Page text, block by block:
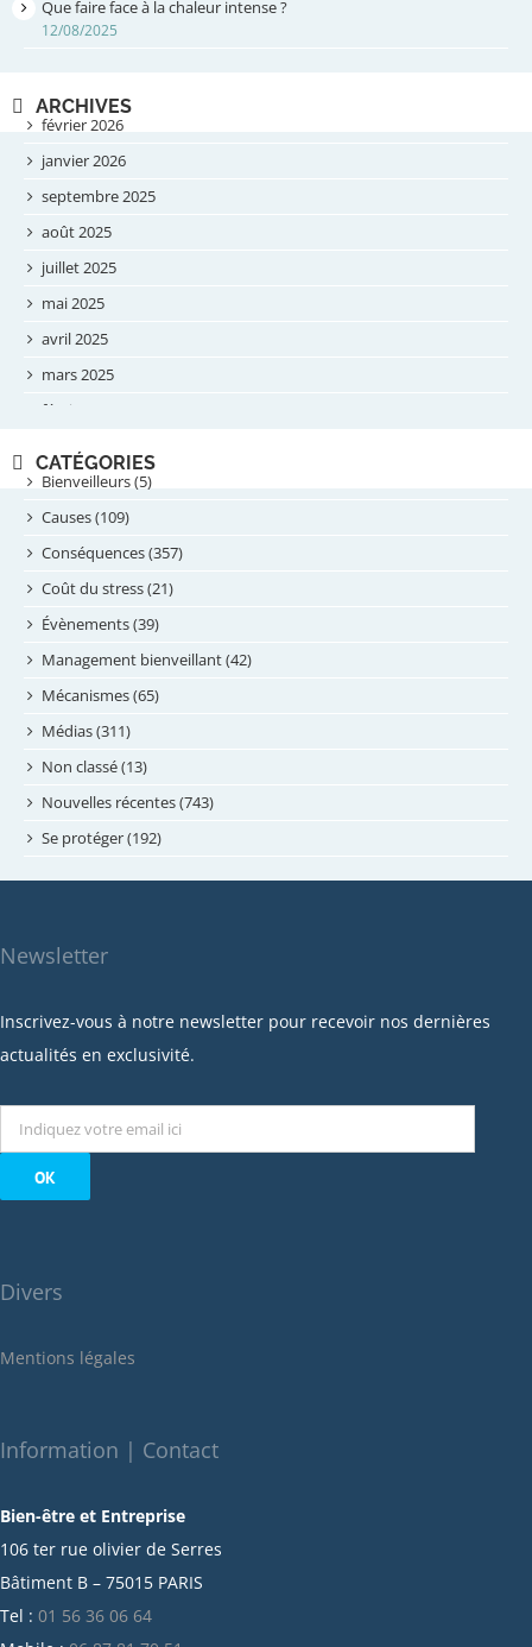
Que faire face à la chaleur intense ?
12/08/2025
ARCHIVES
février 2026
janvier 2026
septembre 2025
août 2025
juillet 2025
mai 2025
avril 2025
mars 2025
février 2025
septembre 2024
août 2024
juillet 2024
juin 2024
mai 2024
avril 2024
février 2024
janvier 2024
novembre 2023
octobre 2023
septembre 2023
mars 2023
janvier 2023
décembre 2022
octobre 2022
septembre 2022
août 2022
mai 2022
décembre 2021
octobre 2021
juillet 2021
juin 2021
mai 2021
avril 2021
CATÉGORIES
Bienveilleurs (5)
Causes (109)
Conséquences (357)
Coût du stress (21)
Évènements (39)
Management bienveillant (42)
Mécanismes (65)
Médias (311)
Non classé (13)
Nouvelles récentes (743)
Se protéger (192)
Newsletter
Inscrivez-vous à notre newsletter pour recevoir nos dernières
actualités en exclusivité.
Divers
Mentions légales
Information | Contact
Bien-être et Entreprise
106 ter rue olivier de Serres
Bâtiment B – 75015 PARIS
Tel : 01 56 36 06 64